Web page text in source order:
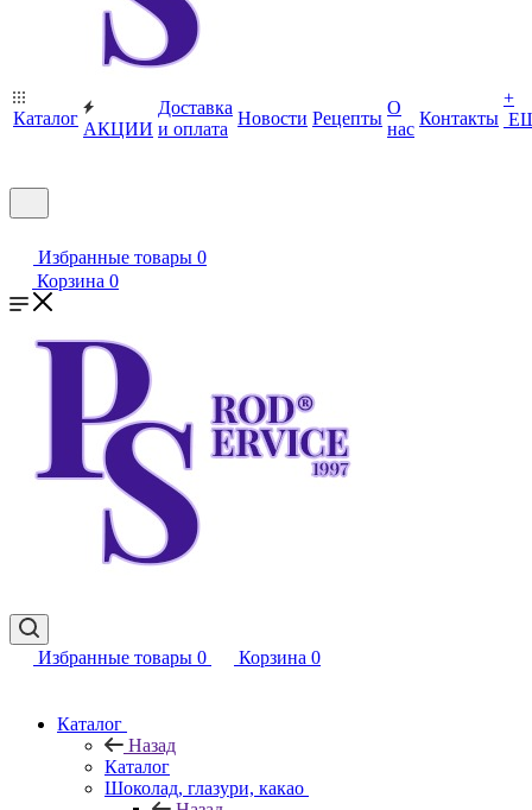
Каталог
АКЦИИ
Доставка
и оплата
Новости Рецепты
О
нас
Контакты
+
Избранные товары 0
Корзина 0
Избранные товары 0 Корзина 0
Каталог
Назад
Каталог
Шоколад, глазури, какао